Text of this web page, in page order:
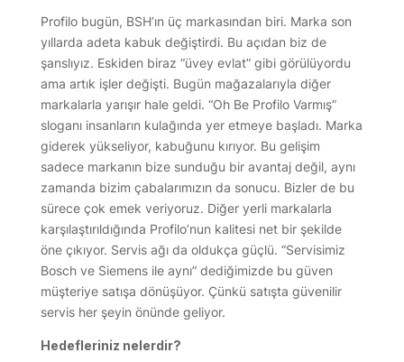
Profilo bugün, BSH’ın üç markasından biri. Marka son
yıllarda adeta kabuk değiştirdi. Bu açıdan biz de
şanslıyız. Eskiden biraz “üvey evlat” gibi görülüyordu
ama artık işler değişti. Bugün mağazalarıyla diğer
markalarla yarışır hale geldi. “Oh Be Profilo Varmış”
sloganı insanların kulağında yer etmeye başladı. Marka
giderek yükseliyor, kabuğunu kırıyor. Bu gelişim
sadece markanın bize sunduğu bir avantaj değil, aynı
zamanda bizim çabalarımızın da sonucu. Bizler de bu
sürece çok emek veriyoruz. Diğer yerli markalarla
karşılaştırıldığında Profilo’nun kalitesi net bir şekilde
öne çıkıyor. Servis ağı da oldukça güçlü. “Servisimiz
Bosch ve Siemens ile aynı” dediğimizde bu güven
müşteriye satışa dönüşüyor. Çünkü satışta güvenilir
servis her şeyin önünde geliyor.
Hedefleriniz nelerdir?